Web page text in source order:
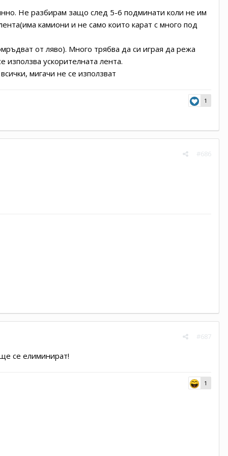
Не разбирам защо след 5-6 подминати коли не им
камиони и не само които карат с много под
от ляво). Много трябва да си играя да режа
използва ускорителната лента.
мигачи не се използват
1
#686
#687
се елиминират!
1